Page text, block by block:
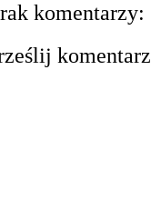
komentarzy:
komentarz